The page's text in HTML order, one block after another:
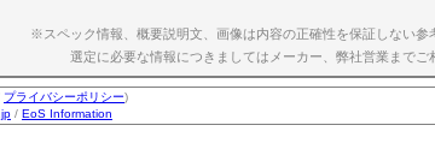
※スペック情報、概要説明文、画像は内容の正確性を保証しない参
選定に必要な情報につきましてはメーカー、弊社営業までご
プライバシーポリシー)
/ EoS Information